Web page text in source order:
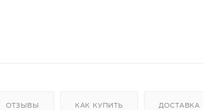
ОТЗЫВЫ КАК КУПИТЬ ДОСТАВКА